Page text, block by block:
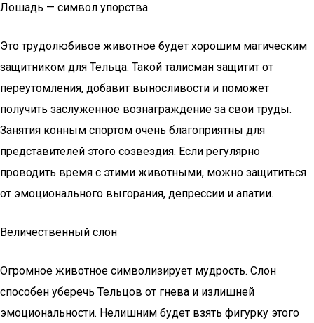
Лошадь — символ упорства
Это трудолюбивое животное будет хорошим магическим
защитником для Тельца. Такой талисман защитит от
переутомления, добавит выносливости и поможет
получить заслуженное вознаграждение за свои труды.
Занятия конным спортом очень благоприятны для
представителей этого созвездия. Если регулярно
проводить время с этими животными, можно защититься
от эмоционального выгорания, депрессии и апатии.
Величественный слон
Огромное животное символизирует мудрость. Слон
способен уберечь Тельцов от гнева и излишней
эмоциональности. Нелишним будет взять фигурку этого